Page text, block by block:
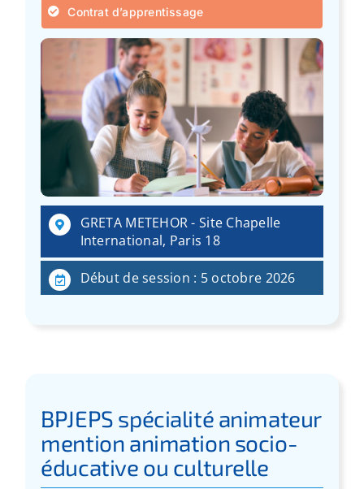
Contrat d’apprentissage
GRETA METEHOR - Site Chapelle
International, Paris 18
Début de session : 5 octobre 2026
BPJEPS spécialité animateur
mention animation socio-
éducative ou culturelle